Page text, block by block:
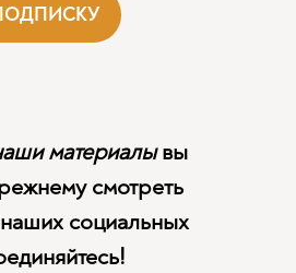
материалывы
смотреть
социальных